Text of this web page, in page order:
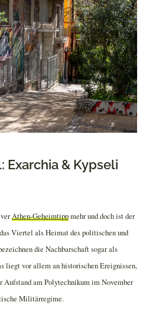
& Kypseli
Athen-Geheimtippmehr und doch ist der
Viertel als Heimat des politischen und
die Nachbarschaft sogar als
liegt vor allem an historischen Ereignissen,
Aufstand am Polytechnikum im November
Militärregime.